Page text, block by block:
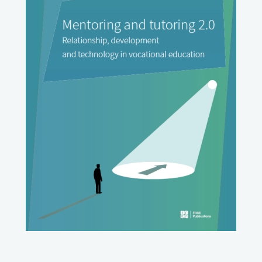
uwaga, link otwiera się w nowej karcie
uwaga, link otwiera się w nowej karcie
uwaga, link otwiera się w nowej karcie
uwaga, link otwiera się w nowej karcie
uwaga, link otwiera się w nowej karcie
uwaga, link otwiera się w nowej karcie
uwaga, link otwiera się w nowej karcie
uwaga, link otwiera się w nowej karcie